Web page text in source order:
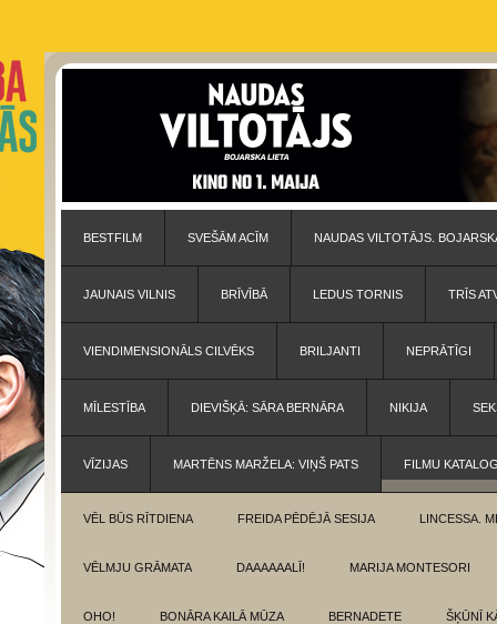
BESTFILM SVEŠĀM ACĪM NAUDAS VILTOTĀJS.
JAUNAIS VILNIS BRĪVĪBĀ LEDUS TORNIS TRĪS
VIENDIMENSIONĀLS CILVĒKS BRILJANTI NEPRĀTĪGI
MĪLESTĪBA DIEVIŠĶĀ: SĀRA BERNĀRA NIKIJA
VĪZIJAS MARTĒNS MARŽELA: VIŅŠ PATS FILMU
VĒL BŪS RĪTDIENA FREIDA PĒDĒJĀ SESIJA LINCESSA.
VĒLMJU GRĀMATA DAAAAAALĪ! MARIJA MONTESORI
OHO! BONĀRA KAILĀ MŪZA BERNADETE ŠĶŪNĪ